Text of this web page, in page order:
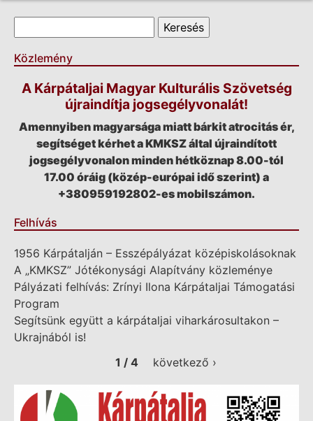
Keresés űrlap
Keresés
Közlemény
A Kárpátaljai Magyar Kulturális Szövetség
újraindítja jogsegélyvonalát!
Amennyiben magyarsága miatt bárkit atrocitás ér,
segítséget kérhet a KMKSZ által újraindított
jogsegélyvonalon minden hétköznap 8.00-tól
17.00 óráig (közép-európai idő szerint) a
+380959192802-es mobilszámon.
Felhívás
1956 Kárpátalján – Esszépályázat középiskolásoknak
A „KMKSZ” Jótékonysági Alapítvány közleménye
Pályázati felhívás: Zrínyi Ilona Kárpátaljai Támogatási
Program
Segítsünk együtt a kárpátaljai viharkárosultakon –
Ukrajnából is!
1 / 4
következő ›